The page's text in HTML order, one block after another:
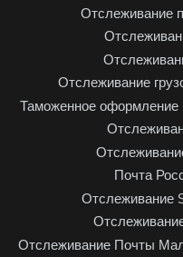
Отслеживание
Отслеживание
Таможенное
Почта
Отслеживание
Отслеживание Почты